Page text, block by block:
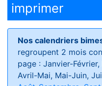
imprimer
Nos calendriers
regroupent 2 mois
page : Janvier-
Avril-Mai, Mai-Juin,